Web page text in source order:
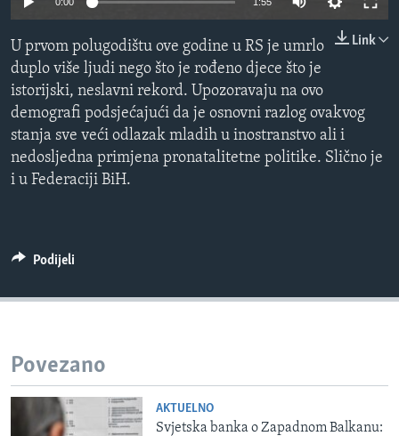
MAGAZIN
O GLASU AMERIKE
Learning English
PRATITE NAS
Link
U prvom polugodištu ove godine u RS je umrlo
duplo više ljudi nego što je rođeno djece što je
istorijski, neslavni rekord. Upozoravaju na ovo
demografi podsjećajući da je osnovni razlog ovakvog
stanja sve veći odlazak mladih u inostranstvo ali i
nedosljedna primjena pronatalitetne politike. Slično je
i u Federaciji BiH.
Podijeli
Povezano
AKTUELNO
Svjetska banka o Zapadnom Balkanu: